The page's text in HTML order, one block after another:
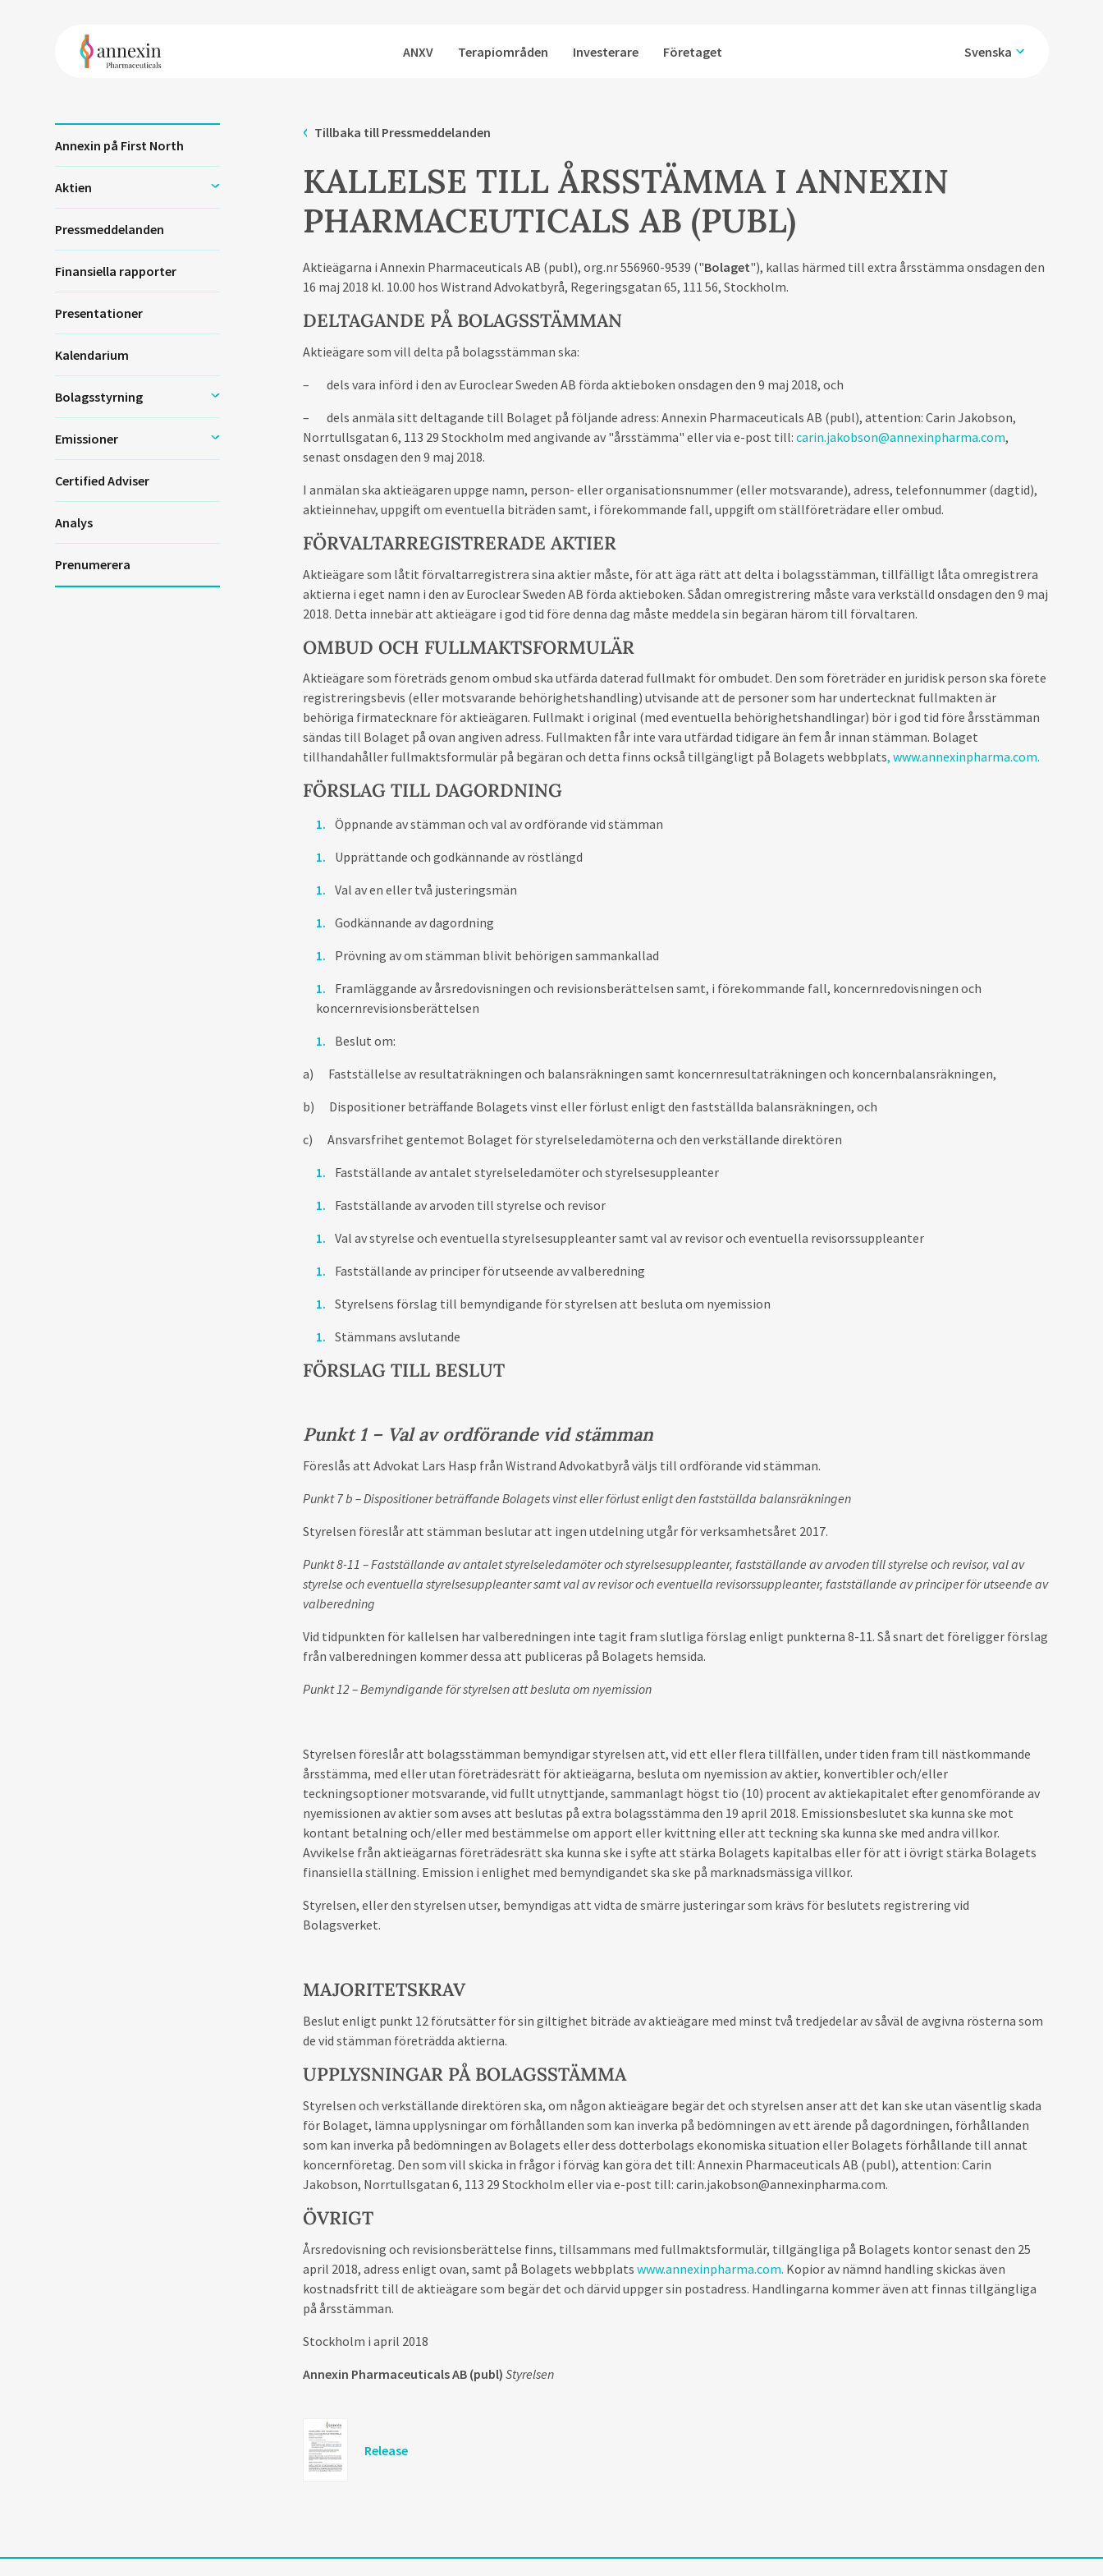
ANXV Terapiområden Investerare Företaget Svenska
Annexin på First North
Aktien
Pressmeddelanden
Finansiella rapporter
Presentationer
Kalendarium
Bolagsstyrning
Emissioner
Certified Adviser
Analys
Prenumerera
Tillbaka till Pressmeddelanden
KALLELSE TILL ÅRSSTÄMMA I ANNEXIN
PHARMACEUTICALS AB (PUBL)
Aktieägarna i Annexin Pharmaceuticals AB (publ), org.nr 556960-9539 ("Bolaget"), kallas härmed till extra årsstämma onsdagen den
16 maj 2018 kl. 10.00 hos Wistrand Advokatbyrå, Regeringsgatan 65, 111 56, Stockholm.
DELTAGANDE PÅ BOLAGSSTÄMMAN
Aktieägare som vill delta på bolagsstämman ska:
–
dels vara införd i den av Euroclear Sweden AB förda aktieboken onsdagen den 9 maj 2018, och
–
dels anmäla sitt deltagande till Bolaget på följande adress: Annexin Pharmaceuticals AB (publ), attention: Carin Jakobson,
Norrtullsgatan 6, 113 29 Stockholm med angivande av "årsstämma" eller via e-post till:carin.jakobson@annexinpharma.com,
senast onsdagen den 9 maj 2018.
I anmälan ska aktieägaren uppge namn, person- eller organisationsnummer (eller motsvarande), adress, telefonnummer (dagtid),
aktieinnehav, uppgift om eventuella biträden samt, i förekommande fall, uppgift om ställföreträdare eller ombud.
FÖRVALTARREGISTRERADE AKTIER
Aktieägare som låtit förvaltarregistrera sina aktier måste, för att äga rätt att delta i bolagsstämman, tillfälligt låta omregistrera
aktierna i eget namn i den av Euroclear Sweden AB förda aktieboken. Sådan omregistrering måste vara verkställd onsdagen den 9 maj
2018. Detta innebär att aktieägare i god tid före denna dag måste meddela sin begäran härom till förvaltaren.
OMBUD OCH FULLMAKTSFORMULÄR
Aktieägare som företräds genom ombud ska utfärda daterad fullmakt för ombudet. Den som företräder en juridisk person ska förete
registreringsbevis (eller motsvarande behörighetshandling) utvisande att de personer som har undertecknat fullmakten är
behöriga firmatecknare för aktieägaren. Fullmakt i original (med eventuella behörighetshandlingar) bör i god tid före årsstämman
sändas till Bolaget på ovan angiven adress. Fullmakten får inte vara utfärdad tidigare än fem år innan stämman. Bolaget
tillhandahåller fullmaktsformulär på begäran och detta finns också tillgängligt på Bolagets webbplats, www.annexinpharma.com.
FÖRSLAG TILL DAGORDNING
Öppnande av stämman och val av ordförande vid stämman
Upprättande och godkännande av röstlängd
Val av en eller två justeringsmän
Godkännande av dagordning
Prövning av om stämman blivit behörigen sammankallad
Framläggande av årsredovisningen och revisionsberättelsen samt, i förekommande fall, koncernredovisningen och
koncernrevisionsberättelsen
Beslut om:
a)
Fastställelse av resultaträkningen och balansräkningen samt koncernresultaträkningen och koncernbalansräkningen,
b)
Dispositioner beträffande Bolagets vinst eller förlust enligt den fastställda balansräkningen, och
c)
Ansvarsfrihet gentemot Bolaget för styrelseledamöterna och den verkställande direktören
Fastställande av antalet styrelseledamöter och styrelsesuppleanter
Fastställande av arvoden till styrelse och revisor
Val av styrelse och eventuella styrelsesuppleanter samt val av revisor och eventuella revisorssuppleanter
Fastställande av principer för utseende av valberedning
Styrelsens förslag till bemyndigande för styrelsen att besluta om nyemission
Stämmans avslutande
FÖRSLAG TILL BESLUT
Punkt 1 – Val av ordförande vid stämman
Föreslås att Advokat Lars Hasp från Wistrand Advokatbyrå väljs till ordförande vid stämman.
Punkt 7 b – Dispositioner beträffande Bolagets vinst eller förlust enligt den fastställda balansräkningen
Styrelsen föreslår att stämman beslutar att ingen utdelning utgår för verksamhetsåret 2017.
Punkt 8-11 – Fastställande av antalet styrelseledamöter och styrelsesuppleanter, fastställande av arvoden till styrelse och revisor, val av
styrelse och eventuella styrelsesuppleanter samt val av revisor och eventuella revisorssuppleanter, fastställande av principer för utseende av
valberedning
Vid tidpunkten för kallelsen har valberedningen inte tagit fram slutliga förslag enligt punkterna 8-11. Så snart det föreligger förslag
från valberedningen kommer dessa att publiceras på Bolagets hemsida.
Punkt 12 – Bemyndigande för styrelsen att besluta om nyemission
Styrelsen föreslår att bolagsstämman bemyndigar styrelsen att, vid ett eller flera tillfällen, under tiden fram till nästkommande
årsstämma, med eller utan företrädesrätt för aktieägarna, besluta om nyemission av aktier, konvertibler och/eller
teckningsoptioner motsvarande, vid fullt utnyttjande, sammanlagt högst tio (10) procent av aktiekapitalet efter genomförande av
nyemissionen av aktier som avses att beslutas på extra bolagsstämma den 19 april 2018. Emissionsbeslutet ska kunna ske mot
kontant betalning och/eller med bestämmelse om apport eller kvittning eller att teckning ska kunna ske med andra villkor.
Avvikelse från aktieägarnas företrädesrätt ska kunna ske i syfte att stärka Bolagets kapitalbas eller för att i övrigt stärka Bolagets
finansiella ställning. Emission i enlighet med bemyndigandet ska ske på marknadsmässiga villkor.
Styrelsen, eller den styrelsen utser, bemyndigas att vidta de smärre justeringar som krävs för beslutets registrering vid
Bolagsverket.
MAJORITETSKRAV
Beslut enligt punkt 12 förutsätter för sin giltighet biträde av aktieägare med minst två tredjedelar av såväl de avgivna rösterna som
de vid stämman företrädda aktierna.
UPPLYSNINGAR PÅ BOLAGSSTÄMMA
Styrelsen och verkställande direktören ska, om någon aktieägare begär det och styrelsen anser att det kan ske utan väsentlig skada
för Bolaget, lämna upplysningar om förhållanden som kan inverka på bedömningen av ett ärende på dagordningen, förhållanden
som kan inverka på bedömningen av Bolagets eller dess dotterbolags ekonomiska situation eller Bolagets förhållande till annat
koncernföretag. Den som vill skicka in frågor i förväg kan göra det till: Annexin Pharmaceuticals AB (publ), attention: Carin
Jakobson, Norrtullsgatan 6, 113 29 Stockholm eller via e-post till: carin.jakobson@annexinpharma.com.
ÖVRIGT
Årsredovisning och revisionsberättelse finns, tillsammans med fullmaktsformulär, tillgängliga på Bolagets kontor senast den 25
april 2018, adress enligt ovan, samt på Bolagets webbplatswww.annexinpharma.com. Kopior av nämnd handling skickas även
kostnadsfritt till de aktieägare som begär det och därvid uppger sin postadress. Handlingarna kommer även att finnas tillgängliga
på årsstämman.
Stockholm i april 2018
Annexin Pharmaceuticals AB (publ)Styrelsen
Release